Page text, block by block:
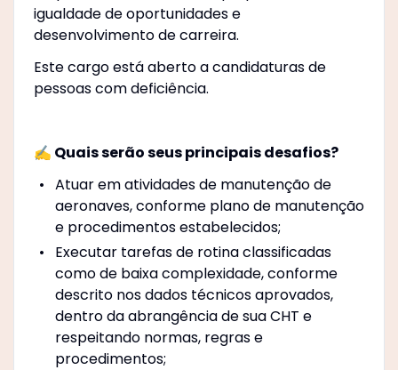
igualdade de oportunidades e
desenvolvimento de carreira.
Este cargo está aberto a candidaturas de
pessoas com deficiência.
✍ Quais serão seus principais desafios?
Atuar em atividades de manutenção de
aeronaves, conforme plano de manutenção
e procedimentos estabelecidos;
Executar tarefas de rotina classificadas
como de baixa complexidade, conforme
descrito nos dados técnicos aprovados,
dentro da abrangência de sua CHT e
respeitando normas, regras e
procedimentos;